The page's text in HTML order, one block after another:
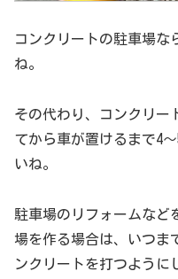
コンクリートの駐車場な
ね。
その代わり、コンクリー
てから車が置けるまで4
いね。
駐車場のリフォームなど
場を作る場合は、いつま
ンクリートを打つように